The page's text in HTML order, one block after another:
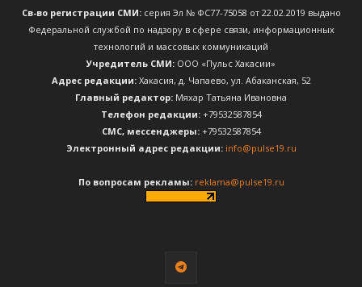
Св-во регистрации СМИ:серия Эл № ФС77-75058 от 22.02.2019 выдано
Федеральной службой по надзору в сфере связи, информационных
технологий и массовых коммуникаций
Учредитель СМИ: ООО «Пульс Хакасии»
Адрес редакции:Хакасия, д. Чапаево, ул. Абаканская, 52
Главный редактор: Мяхар Татьяна Ивановна
Телефон редакции:+79532587854
CМС, мессенджеры:+79532587854
Электронный адрес редакции: info@pulse19.ru
По вопросам рекламы: reklama@pulse19.ru